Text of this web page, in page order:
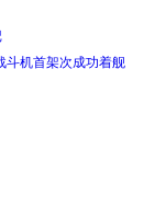
机首架次成功着舰